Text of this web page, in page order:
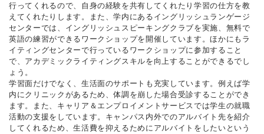
行ってくれるので、自身の経験を共有してくれたり学習の仕方を教
えてくれたりします。また、学内にあるイングリッシュランゲージ
センターでは、イングリッシュスピーキングクラブを実施、無料で
英語の練習ができるワークショップを開催しています。ほかにもラ
イティングセンターで行っているワークショップに参加すること
で、アカデミックライティングスキルを向上することができるでし
ょう。
学習面だけでなく、生活面のサポートも充実しています。例えば学
内にクリニックがあるため、体調を崩した場合受診することができ
ます。また、キャリア＆エンプロイメントサービスでは学生の就職
活動の支援をしています。キャンパス内外でのアルバイト先を紹介
してくれるため、生活費を抑えるためにアルバイトをしたいという